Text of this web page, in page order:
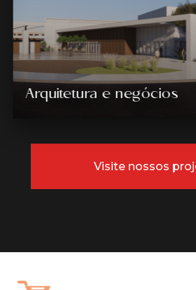
Arquitetura e negócios
Visite nossos